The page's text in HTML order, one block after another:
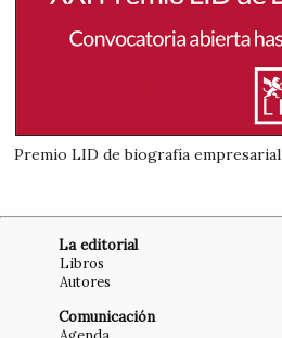
Premio LID de biografía empresarial
La editorial
Libros
Autores
Comunicación